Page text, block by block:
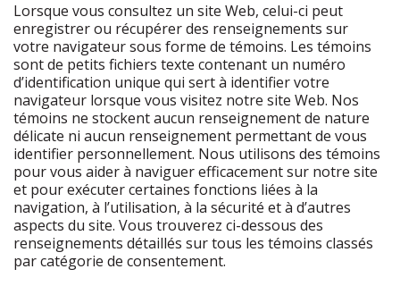
Lorsque vous consultez un site Web, celui-ci peut
enregistrer ou récupérer des renseignements sur
votre navigateur sous forme de témoins. Les témoins
sont de petits fichiers texte contenant un numéro
d’identification unique qui sert à identifier votre
navigateur lorsque vous visitez notre site Web. Nos
témoins ne stockent aucun renseignement de nature
délicate ni aucun renseignement permettant de vous
identifier personnellement. Nous utilisons des témoins
pour vous aider à naviguer efficacement sur notre site
et pour exécuter certaines fonctions liées à la
navigation, à l’utilisation, à la sécurité et à d’autres
aspects du site. Vous trouverez ci-dessous des
renseignements détaillés sur tous les témoins classés
par catégorie de consentement.